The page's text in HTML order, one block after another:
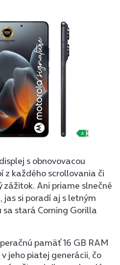
s obnovovacou
z každého scrollovania či
Ani priame slnečné
jas si poradí aj s letným
stará Corning Gorilla
pamäť 16 GB RAM
jeho piatej generácii, čo